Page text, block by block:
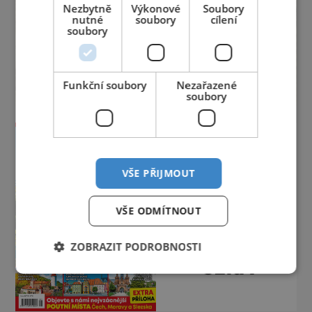
Nezbytně
nutné
soubory
Výkonové
soubory
Soubory
cílení
Funkční soubory
Nezařazené
soubory
VŠE PŘIJMOUT
VŠE ODMÍTNOUT
ZOBRAZIT PODROBNOSTI